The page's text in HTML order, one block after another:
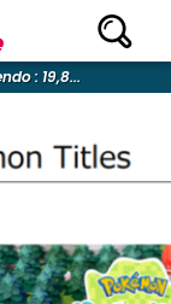
: 19,8...